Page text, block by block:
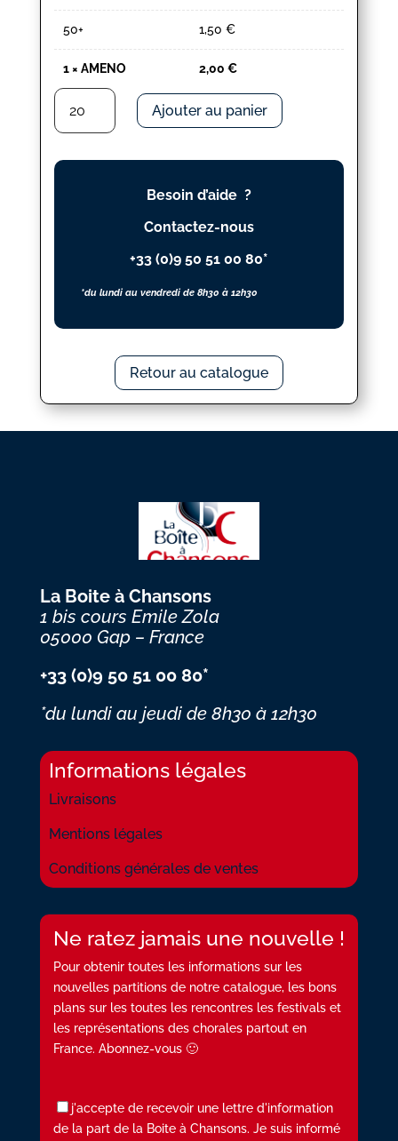
50+ 1,50 €
1× AMENO 2,00 €
quantité
AMENO
Ajouter au panier
Besoin d’aide ?
Contactez-nous
+33 (0)9 50 51 00 80*
*du lundi au vendredi de 8h30 à 12h30
Retour au catalogue
La Boite à Chansons
1 bis cours Emile Zola
05000 Gap – France
+33 (0)9 50 51 00 80*
*du lundi au jeudi de 8h30 à 12h30
Informations légales
Livraisons
Mentions légales
Conditions générales de ventes
Ne ratez jamais une nouvelle !
Pour obtenir toutes les informations sur les
nouvelles partitions de notre catalogue, les bons
plans sur les toutes les rencontres les festivals et
les représentations des chorales partout en
France. Abonnez-vous 🙂
j'accepte de recevoir une lettre d'information
de la part de la Boite à Chansons. Je suis informé